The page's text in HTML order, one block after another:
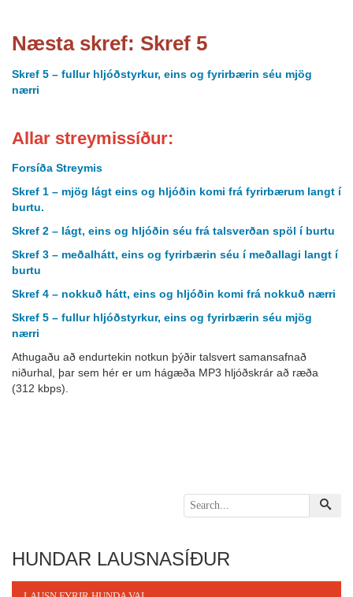
Næsta skref: Skref 5
Skref 5 – fullur hljóðstyrkur, eins og fyrirbærin séu mjög
nærri
Allar streymissíður:
Forsíða Streymis
Skref 1 – mjög lágt eins og hljóðin komi frá fyrirbærum langt í
burtu.
Skref 2 – lágt, eins og hljóðin séu frá talsverðan spöl í burtu
Skref 3 – meðalhátt, eins og fyrirbærin séu í meðallagi langt í
burtu
Skref 4 – nokkuð hátt, eins og hljóðin komi frá nokkuð nærri
Skref 5 – fullur hljóðstyrkur, eins og fyrirbærin séu mjög
nærri
Athugaðu að endurtekin notkun þýðir talsvert samansafnað
niðurhal, þar sem hér er um hágæða MP3 hljóðskrár að ræða
(312 kbps).
HUNDAR LAUSNASÍÐUR